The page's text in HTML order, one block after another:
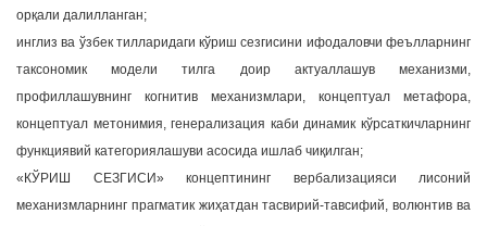
орқали далилланган;
инглиз ва ўзбек тилларидаги кўриш сезгисини ифодаловчи феълларнинг
таксономик модели тилга доир актуаллашув механизми,
профиллашувнинг когнитив механизмлари, концептуал метафора,
концептуал метонимия, генерализация каби динамик кўрсаткичларнинг
функциявий категориялашуви асосида ишлаб чиқилган;
«КЎРИШ СЕЗГИСИ» концептининг вербализацияси лисоний
механизмларнинг прагматик жиҳатдан тасвирий-тавсифий, волюнтив ва